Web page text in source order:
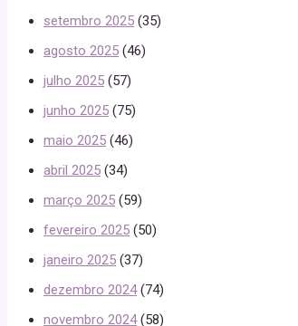
setembro 2025 (35)
agosto 2025 (46)
julho 2025 (57)
junho 2025 (75)
maio 2025 (46)
abril 2025 (34)
março 2025 (59)
fevereiro 2025 (50)
janeiro 2025 (37)
dezembro 2024(74)
novembro 2024(58)